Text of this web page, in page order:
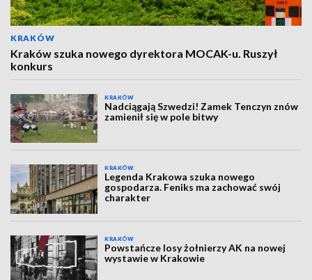
KRAKÓW
Kraków szuka nowego dyrektora MOCAK-u. Ruszył
konkurs
KRAKÓW
Nadciągają Szwedzi! Zamek Tenczyn znów
zamienił się w pole bitwy
KRAKÓW
Legenda Krakowa szuka nowego
gospodarza. Feniks ma zachować swój
charakter
KRAKÓW
Powstańcze losy żołnierzy AK na nowej
wystawie w Krakowie